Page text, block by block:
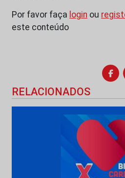
Por favor faça login ou
este conteúdo
RELACIONADOS